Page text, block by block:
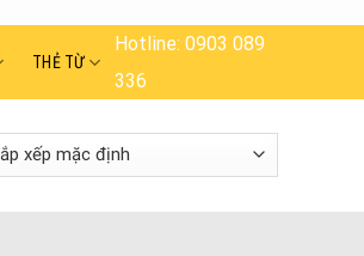
THẺ TỪ
Hotline:0903 089
336